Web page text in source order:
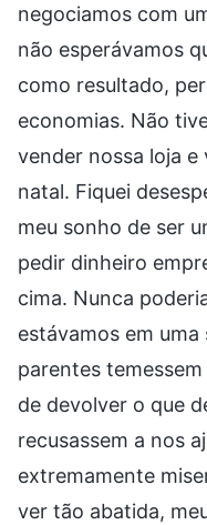
negociamos com
não esperávamos
como resultado,
economias. Não
vender nossa loja
natal. Fiquei
meu sonho de ser
pedir dinheiro
cima. Nunca
estávamos em
parentes
de devolver o que
recusassem a nos
extremamente
ver tão abatida,